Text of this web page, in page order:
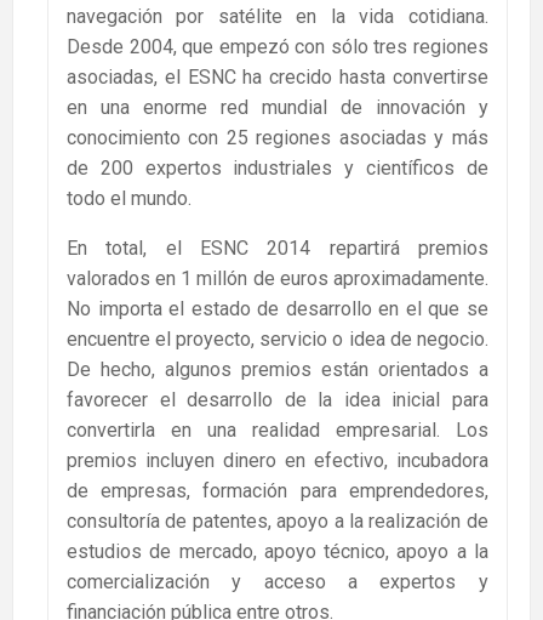
navegación por satélite en la vida cotidiana.
Desde 2004, que empezó con sólo tres regiones
asociadas, el ESNC ha crecido hasta convertirse
en una enorme red mundial de innovación y
conocimiento con 25 regiones asociadas y más
de 200 expertos industriales y científicos de
todo el mundo.
En total, el ESNC 2014 repartirá premios
valorados en 1 millón de euros aproximadamente.
No importa el estado de desarrollo en el que se
encuentre el proyecto, servicio o idea de negocio.
De hecho, algunos premios están orientados a
favorecer el desarrollo de la idea inicial para
convertirla en una realidad empresarial. Los
premios incluyen dinero en efectivo, incubadora
de empresas, formación para emprendedores,
consultoría de patentes, apoyo a la realización de
estudios de mercado, apoyo técnico, apoyo a la
comercialización y acceso a expertos y
financiación pública entre otros.